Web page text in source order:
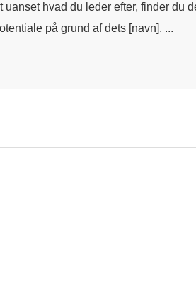
hvad du leder efter, finder du
på grund af dets [navn], ...